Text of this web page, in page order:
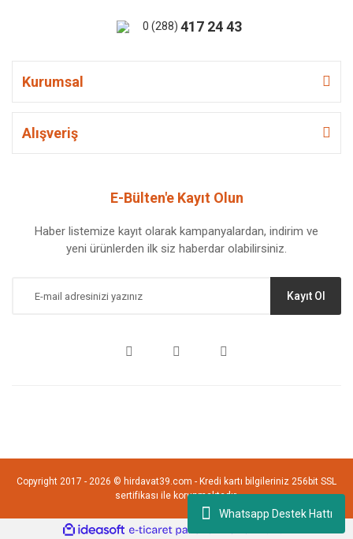
Whatsapp Destek Hattı
0 (288) 417 24 43
Kurumsal
Alışveriş
E-Bülten'e Kayıt Olun
Haber listemize kayıt olarak kampanyalardan, indirim ve
yeni ürünlerden ilk siz haberdar olabilirsiniz.
Kayıt Ol
Copyright 2017 - 2026 © hirdavat39.com - Kredi kartı bilgileriniz 256bit SSL
sertifikası ile korunmaktadır.
ideasoft